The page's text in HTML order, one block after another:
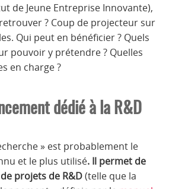
de Jeune Entreprise Innovante),
? Coup de projecteur sur
Qui peut en bénéficier ? Quels
pouvoir y prétendre ? Quelles
en charge ?
dédié à la R&D
» est probablement le
et le plus utilisé. Il permet de
projets de R&D(telle que la